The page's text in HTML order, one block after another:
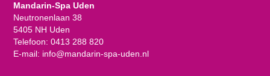
Mandarin-Spa Uden
Neutronenlaan 38
5405 NH Uden
Telefoon: 0413 288 820
E-mail: info@mandarin-spa-uden.nl